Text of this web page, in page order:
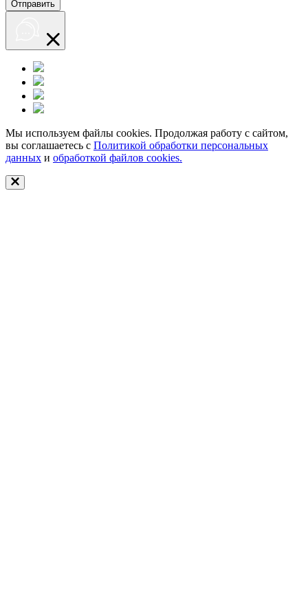
Мы используем файлы cookies. Продолжая работу с сайтом,
вы соглашаетесь с Политикой обработки персональных
данных и обработкой файлов cookies.